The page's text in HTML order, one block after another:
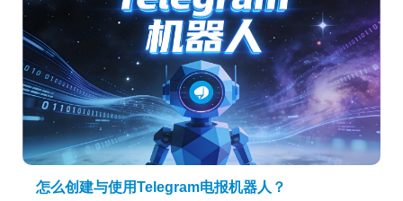
怎么创建与使用Telegram电报机器人？